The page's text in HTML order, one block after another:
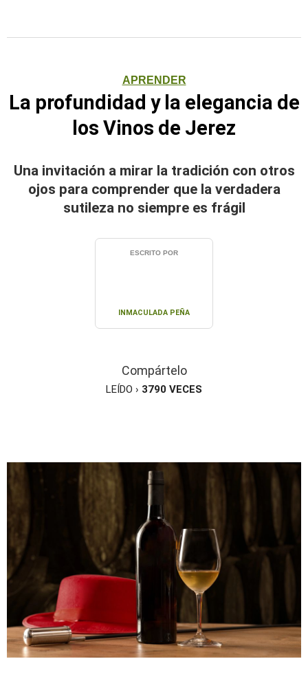
APRENDER
La profundidad y la elegancia de
los Vinos de Jerez
Una invitación a mirar la tradición con otros
ojos para comprender que la verdadera
sutileza no siempre es frágil
ESCRITO POR
INMACULADA PEÑA
Compártelo
LEÍDO › 3790 VECES